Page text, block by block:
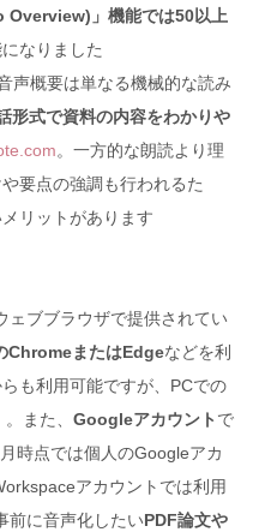
Overview)」機能では50以上
なりました
声概要は単なる機械的な読み
形式で資料の内容をわかりや
。一方的な朗読より理
要点の強調も行われるた
リットがあります
ェブブラウザで提供されてい
ChromeまたはEdgeなどを利
も利用可能ですが、PCでの
。また、 Googleアカウント で
時点では個人のGoogleアカ
アカウントでは利用
前に音声化したいPDF論文や